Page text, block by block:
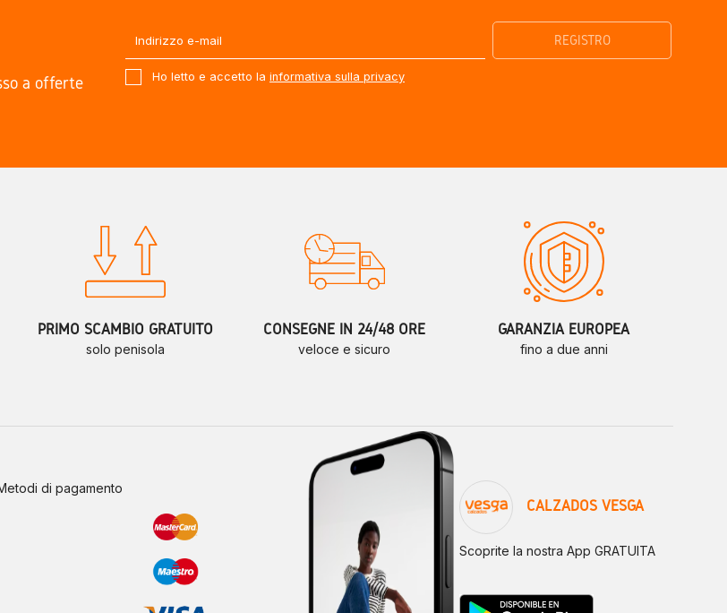
a offerte
Ho letto e accetto la informativa sulla privacy
PRIMO SCAMBIO GRATUITO
solo penisola
CONSEGNE IN 24/48 ORE
veloce e sicuro
GARANZIA EUROPEA
fino a due anni
di pagamento
CALZADOS VESGA
Scoprite la nostra App GRATUITA